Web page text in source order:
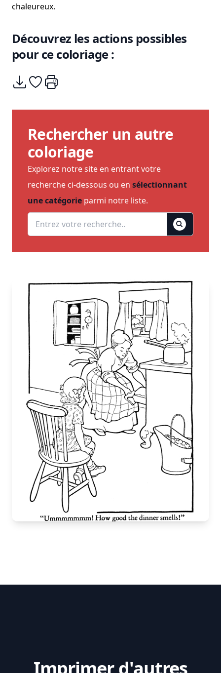
chaleureux.
Découvrez les actions possibles
pour ce coloriage :
Télécharger
Ajouter à mes coups de coeurs
Imprimer
Rechercher un autre
coloriage
Explorez notre site en entrant votre
recherche ci-dessous ou en sélectionnant
une catégorie parmi notre liste.
Imprimer d'autres